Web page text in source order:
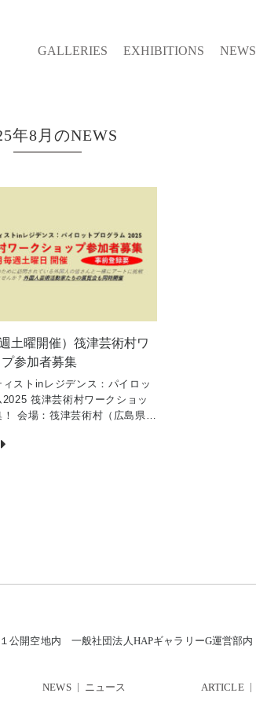
GALLERIES EXHIBITIONS NEWS
年8月のNEWS
土曜開催）筏津芸術村ワ
参加者募集
ストinレジデンス：パイロッ
2025 筏津芸術村ワークショッ
！ 会場：筏津芸術村（広島県山
：アーティストinレジデンス
１公開空地内 一般社団法人HAPギャラリーG運営部内
NEWS ニュース ARTICLE